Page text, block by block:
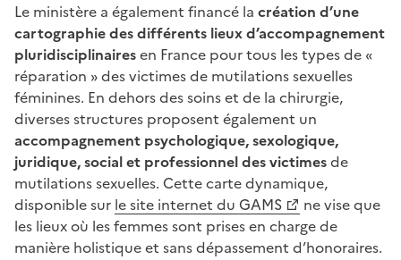
Le ministère a également financé la création d’une
cartographie des différents lieux d’accompagnement
pluridisciplinairesen France pour tous les types de «
réparation » des victimes de mutilations sexuelles
féminines. En dehors des soins et de la chirurgie,
diverses structures proposent également un
accompagnement psychologique, sexologique,
juridique, social et professionnel des victimesde
mutilations sexuelles. Cette carte dynamique,
disponible sur le site internet du GAMS
ne vise que
les lieux où les femmes sont prises en charge de
manière holistique et sans dépassement d’honoraires.